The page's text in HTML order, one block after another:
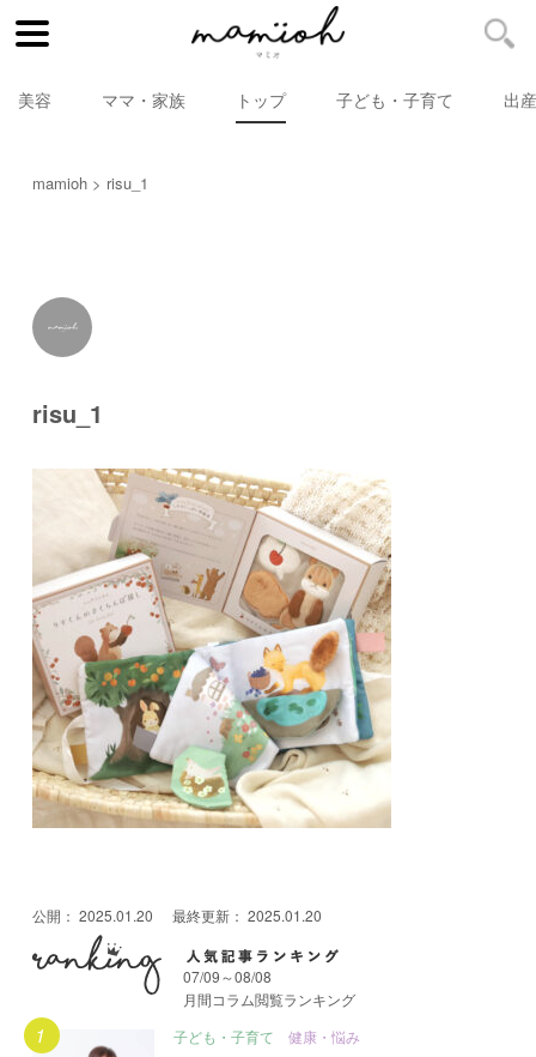
美容 ママ・家族 トップ 子ども・子育て 出
mamioh risu_1
risu_1
公開： 2025.01.20 最終更新： 2025.01.20
月間人気記事ランキング
07/09～08/08
月間コラム閲覧ランキング
子ども・子育て
健康・悩み